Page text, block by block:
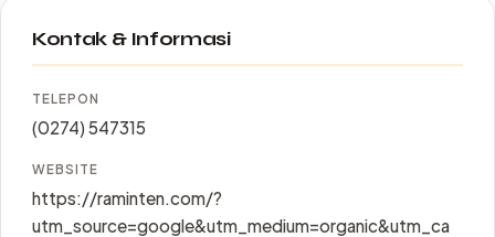
Kontak & Informasi
TELEPON
(0274) 547315
WEBSITE
https://raminten.com/?
utm_source=google&utm_medium=organic&utm_ca